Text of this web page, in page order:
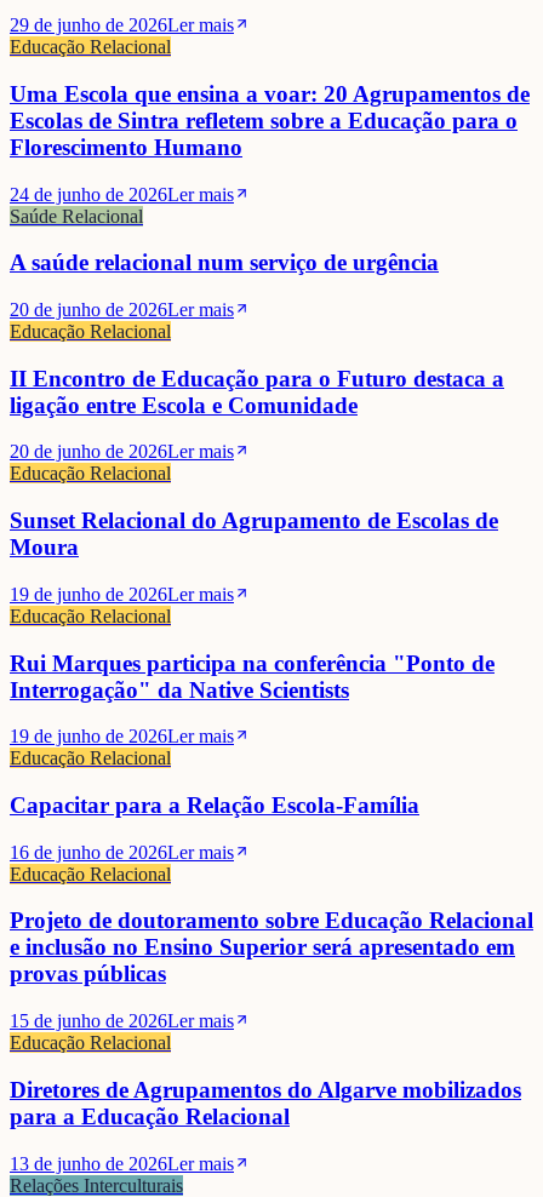
Mário Rui André
Sónia Seixas
29 de junho de 2026Ler mais
Educação Relacional
Uma Escola que ensina a voar: 20 Agrupamentos de
Escolas de Sintra refletem sobre a Educação para o
Florescimento Humano
24 de junho de 2026Ler mais
Saúde Relacional
A saúde relacional num serviço de urgência
20 de junho de 2026Ler mais
Educação Relacional
II Encontro de Educação para o Futuro destaca a
ligação entre Escola e Comunidade
20 de junho de 2026Ler mais
Educação Relacional
Sunset Relacional do Agrupamento de Escolas de
Moura
19 de junho de 2026Ler mais
Educação Relacional
Rui Marques participa na conferência "Ponto de
Interrogação" da Native Scientists
19 de junho de 2026Ler mais
Educação Relacional
Capacitar para a Relação Escola-Família
16 de junho de 2026Ler mais
Educação Relacional
Projeto de doutoramento sobre Educação Relacional
e inclusão no Ensino Superior será apresentado em
provas públicas
15 de junho de 2026Ler mais
Educação Relacional
Diretores de Agrupamentos do Algarve mobilizados
para a Educação Relacional
13 de junho de 2026Ler mais
Relações Interculturais